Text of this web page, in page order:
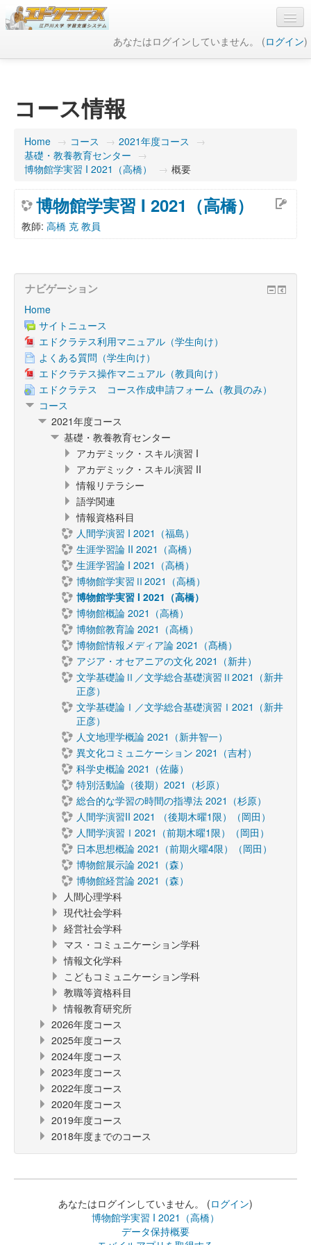
あなたはログインしていません。 (ログイン)
コース情報
Home → コース → 2021年度コース
→
基礎・教養教育センター →
博物館学実習 I 2021（高橋）
→ 概要
博物館学実習 I 2021（高橋）
教師: 高橋 克 教員
ナビゲーション
Home
サイトニュース
エドクラテス利用マニュアル（学生向け）
よくある質問（学生向け）
エドクラテス操作マニュアル（教員向け）
エドクラテス コース作成申請フォーム（教員のみ）
コース
2021年度コース
基礎・教養教育センター
アカデミック・スキル演習 I
アカデミック・スキル演習 II
情報リテラシー
語学関連
情報資格科目
人間学演習 I 2021（福島）
生涯学習論 II 2021（高橋）
生涯学習論 I 2021（高橋）
博物館学実習Ⅱ2021（高橋）
博物館学実習 I 2021（高橋）
博物館概論 2021（高橋）
博物館教育論 2021（高橋）
博物館情報メディア論 2021（髙橋）
アジア・オセアニアの文化 2021（新井）
文学基礎論Ⅱ／文学総合基礎演習Ⅱ2021（新井
正彦）
文学基礎論Ⅰ／文学総合基礎演習Ⅰ2021（新井
正彦）
人文地理学概論 2021（新井智一）
異文化コミュニケーション 2021（吉村）
科学史概論 2021（佐藤）
特別活動論（後期）2021（杉原）
総合的な学習の時間の指導法 2021（杉原）
人間学演習II 2021 （後期木曜1限）（岡田）
人間学演習Ⅰ2021（前期木曜1限）（岡田）
日本思想概論 2021（前期火曜4限）（岡田）
博物館展示論 2021（森）
博物館経営論 2021（森）
人間心理学科
現代社会学科
経営社会学科
マス・コミュニケーション学科
情報文化学科
こどもコミュニケーション学科
教職等資格科目
情報教育研究所
2026年度コース
2025年度コース
2024年度コース
2023年度コース
2022年度コース
2020年度コース
2019年度コース
2018年度までのコース
あなたはログインしていません。 (ログイン)
博物館学実習 I 2021（高橋）
データ保持概要